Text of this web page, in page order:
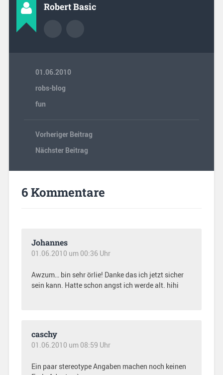
Robert Basic
01.06.2010
robs-blog
fun
Vorheriger Beitrag
Nächster Beitrag
6 Kommentare
Johannes
01.06.2010 um 00:36 Uhr
Awzum… bin sehr örlie! Danke das ich jetzt sicher
sein kann. Hatte schon angst ich werde alt. hihi
caschy
01.06.2010 um 08:59 Uhr
Ein paar stereotype Angaben machen noch keinen